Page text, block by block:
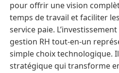
pour offrir une vision
temps de travail et faciliter
service paie.
gestion RH tout-en-un
simple choix technologique.
stratégique qui transforme